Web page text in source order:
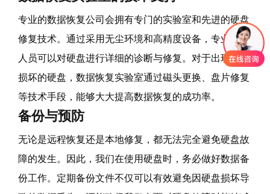
专业的数据恢复公司会拥有专门的实验室和先进的硬盘
修复技术。通过采用无尘环境和高精度设备，专业技术
人员可以对硬盘进行详细的诊断与修复。对于出现严重
损坏的硬盘，数据恢复实验室通过磁头更换、盘片修复
等技术手段，能够大大提高数据恢复的成功率。
备份与预防
无论是远程恢复还是本地修复，都无法完全避免硬盘故
障的发生。因此，我们在使用硬盘时，务必做好数据备
份工作。定期备份文件不仅可以有效避免因硬盘损坏导